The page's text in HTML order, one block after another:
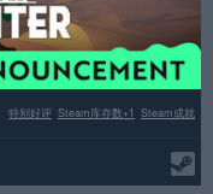
Steam成就
Steam库存数+1
特别好评